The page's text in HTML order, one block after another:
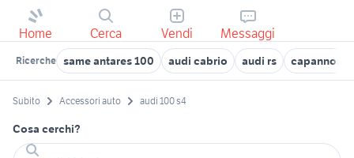
Home Cerca Vendi Messaggi
Ricerche same antares 100 audi cabrio audi rs capannone
Subito Accessori auto audi 100 s4
Cosa cerchi?